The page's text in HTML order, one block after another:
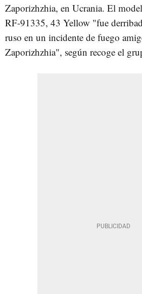
Zaporizhzhia, en Ucrania. El
RF-91335, 43 Yellow "fue
ruso en un incidente de fuego
Zaporizhzhia", según recoge el